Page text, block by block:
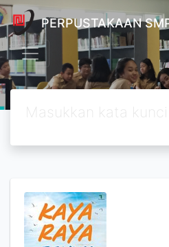
PERPUSTAKAAN